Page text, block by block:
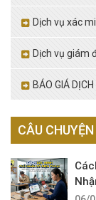
Dịch vụ xác
Dịch vụ giám
BÁO GIÁ
CÂU